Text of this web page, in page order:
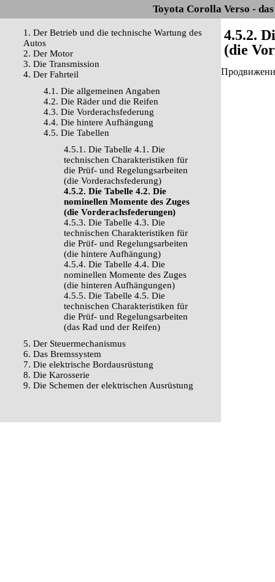
Toyota Corolla Verso -
1. Der Betrieb und die technische Wartung des
Autos
2. Der Motor
3. Die Transmission
4. Der Fahrteil
4.1. Die allgemeinen Angaben
4.2. Die Räder und die Reifen
4.3. Die Vorderachsfederung
4.4. Die hintere Aufhängung
4.5. Die Tabellen
4.5.1. Die Tabelle 4.1. Die
technischen Charakteristiken für
die Prüf- und Regelungsarbeiten
(die Vorderachsfederung)
4.5.2. Die Tabelle 4.2. Die
nominellen Momente des Zuges
(die Vorderachsfederungen)
4.5.3. Die Tabelle 4.3. Die
technischen Charakteristiken für
die Prüf- und Regelungsarbeiten
(die hintere Aufhängung)
4.5.4. Die Tabelle 4.4. Die
nominellen Momente des Zuges
(die hinteren Aufhängungen)
4.5.5. Die Tabelle 4.5. Die
technischen Charakteristiken für
die Prüf- und Regelungsarbeiten
(das Rad und der Reifen)
5. Der Steuermechanismus
6. Das Bremssystem
7. Die elektrische Bordausrüstung
8. Die Karosserie
9. Die Schemen der elektrischen Ausrüstung
4.5.2.
(die